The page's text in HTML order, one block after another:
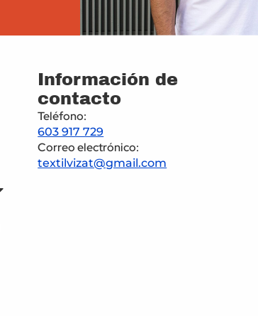
Información de
contacto
Teléfono:
603 917 729
Correo electrónico:
textilvizat@gmail.com